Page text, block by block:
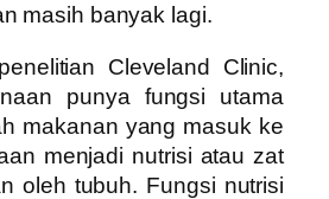
masih banyak lagi.
Cleveland Clinic,
punya fungsi utama
makanan yang masuk ke
menjadi nutrisi atau zat
oleh tubuh. Fungsi nutrisi